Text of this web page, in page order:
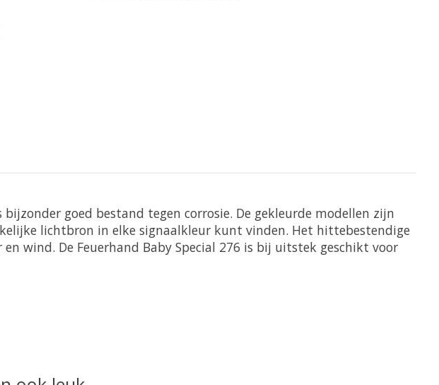
goed bestand tegen corrosie. De gekleurde modellen zijn
lichtbron in elke signaalkleur kunt vinden. Het hittebestendige
wind. De Feuerhand Baby Special 276 is bij uitstek geschikt voor